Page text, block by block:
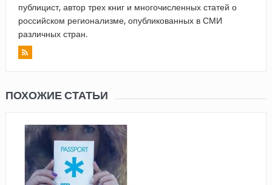
публицист, автор трех книг и многочисленных статей о
российском регионализме, опубликованных в СМИ
различных стран.
ПОХОЖИЕ СТАТЬИ